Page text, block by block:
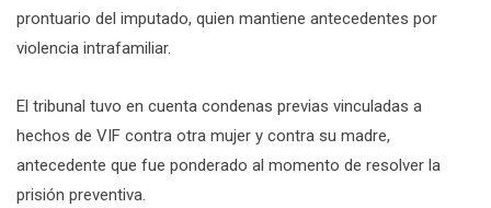
prontuario del imputado, quien mantiene antecedentes por
violencia intrafamiliar.
El tribunal tuvo en cuenta condenas previas vinculadas a
hechos de VIF contra otra mujer y contra su madre,
antecedente que fue ponderado al momento de resolver la
prisión preventiva.